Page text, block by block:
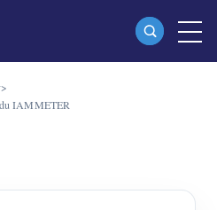
energie (WEM3080T)
>
IAMMETER